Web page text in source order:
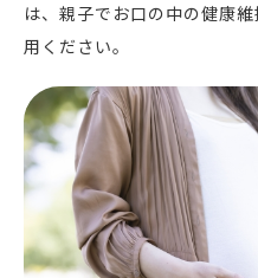
は、親子でお口の中の健康
用ください。